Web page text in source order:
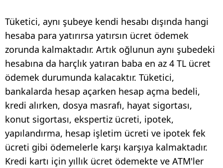
Tüketici, aynı şubeye kendi hesabı dışında hangi
hesaba para yatırırsa yatırsın ücret ödemek
zorunda kalmaktadır. Artık oğlunun aynı şubedeki
hesabına da harçlık yatıran baba en az 4 TL ücret
ödemek durumunda kalacaktır. Tüketici,
bankalarda hesap açarken hesap açma bedeli,
kredi alırken, dosya masrafı, hayat sigortası,
konut sigortası, ekspertiz ücreti, ipotek,
yapılandırma, hesap işletim ücreti ve ipotek fek
ücreti gibi ödemelerle karşı karşıya kalmaktadır.
Kredi kartı için yıllık ücret ödemekte ve ATM'ler